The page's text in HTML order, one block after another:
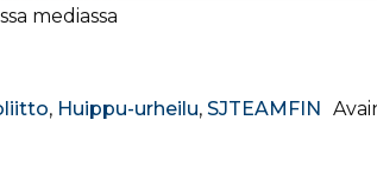
mediassa
, Huippu-urheilu, SJTEAMFIN